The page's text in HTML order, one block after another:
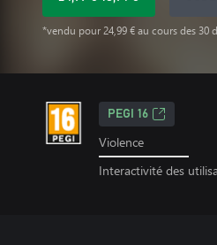
*vendu pour 24,99 € au cours des 30
PEGI 16
Violence
Interactivité des